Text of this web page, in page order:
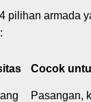
pilihan armada
Cocok
Pasangan,